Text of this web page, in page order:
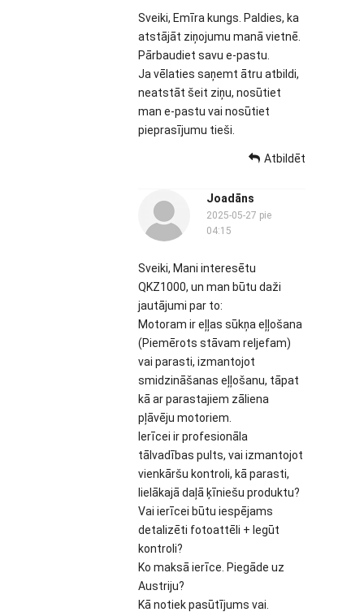
Sveiki, Emīra kungs. Paldies, ka
atstājāt ziņojumu manā vietnē.
Pārbaudiet savu e-pastu.
Ja vēlaties saņemt ātru atbildi,
neatstāt šeit ziņu, nosūtiet
man e-pastu vai nosūtiet
pieprasījumu tieši.
Atbildēt
Joadāns
2025-05-27 pie
04:15
Sveiki, Mani interesētu
QKZ1000, un man būtu daži
jautājumi par to:
Motoram ir eļļas sūkņa eļļošana
(Piemērots stāvam reljefam)
vai parasti, izmantojot
smidzināšanas eļļošanu, tāpat
kā ar parastajiem zāliena
pļāvēju motoriem.
Ierīcei ir profesionāla
tālvadības pults, vai izmantojot
vienkāršu kontroli, kā parasti,
lielākajā daļā ķīniešu produktu?
Vai ierīcei būtu iespējams
detalizēti fotoattēli + Iegūt
kontroli?
Ko maksā ierīce. Piegāde uz
Austriju?
Kā notiek pasūtījums vai.